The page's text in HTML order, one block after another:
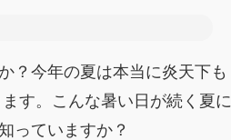
？今年の夏は本当に炎天下も
す。こんな暑い日が続く夏に
っていますか？